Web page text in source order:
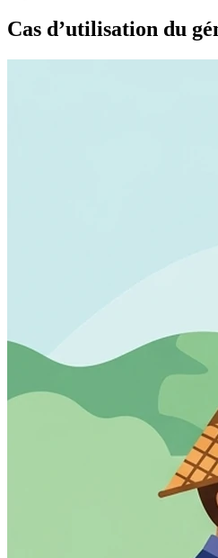
Cas d’utilisation du